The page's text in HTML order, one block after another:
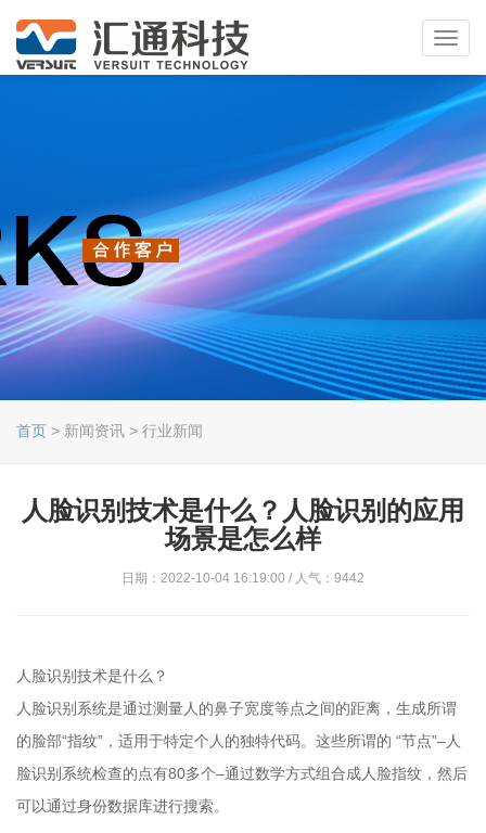
首页 > 新闻资讯 > 行业新闻
人脸识别技术是什么？人脸识别的应用
场景是怎么样
日期：2022-10-04 16:19:00 / 人气：9442
人脸识别技术是什么？
人脸识别系统是通过测量人的鼻子宽度等点之间的距离，生成所谓
的脸部“指纹”，适用于特定个人的独特代码。这些所谓的 “节点”–人
脸识别系统检查的点有80多个–通过数学方式组合成人脸指纹，然后
可以通过身份数据库进行搜索。